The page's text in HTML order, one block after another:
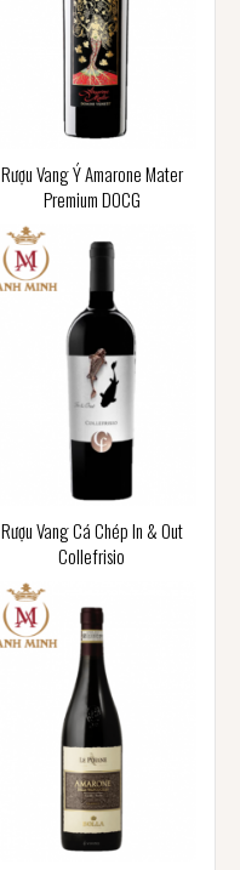
Rượu Vang Ý Amarone Mater
Premium DOCG
Rượu Vang Cá Chép In & Out
Collefrisio